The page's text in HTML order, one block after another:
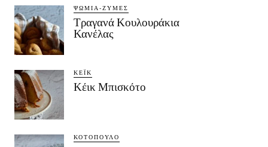
ΨΩΜΙΆ-ΖΎΜΕΣ
Τραγανά Κουλουράκια
Κανέλας
ΚΈΙΚ
Κέικ Μπισκότο
ΚΟΤΌΠΟΥΛΟ